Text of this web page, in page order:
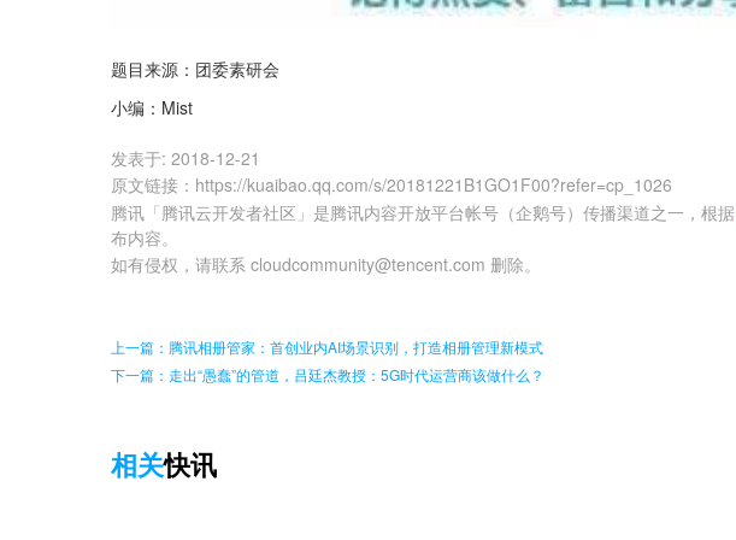
题目来源：团委素研会
小编：Mist
发表于: 2018-12-21
原文链接 ： https://kuaibao.qq.com/s/20181221B1GO1F00?refer=cp_1026
腾讯「腾讯云开发者社区」是腾讯内容开放平台帐号（企鹅号）传播渠道之一，根据
布内容。
如有侵权，请联系 cloudcommunity@tencent.com 删除。
上一篇：腾讯相册管家：首创业内AI场景识别，打造相册管理新模式
下一篇：走出“愚蠢”的管道，吕廷杰教授：5G时代运营商该做什么？
相关快讯